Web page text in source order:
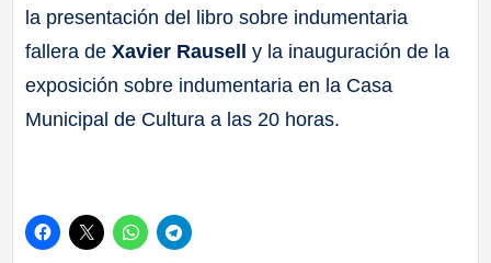
la presentación del libro sobre indumentaria
fallera deXavier Rausell y la inauguración de la
exposición sobre indumentaria en la Casa
Municipal de Cultura a las 20 horas.